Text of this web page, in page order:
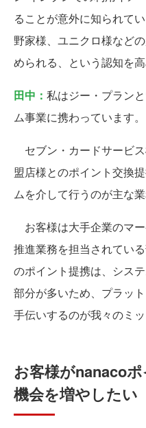
ることが意外に知られて
野家様、ユニクロ様など
められる、という認知を
田中： 私はジー・プラン
ム事業に携わっています。
セブン・カードサービ
盟店様とのポイント交換
ムを介して行うのが主な業
お客様は大手企業のマ
推進業務を担当されてい
のポイント提携は、シス
部分が多いため、プラッ
手伝いするのが我々のミッ
お客様がnanaco
機会を増やしたい